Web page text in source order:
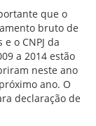
que o
bruto de
o CNPJ da
a 2014 estão
neste ano
ano. O
declaração de